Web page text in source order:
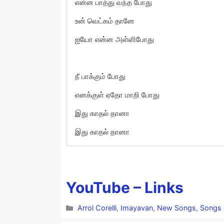
என்ன பாத்து வந்த போது
உன் வெட்கம் தானே
ஐயோ என்ன அள்ளிபோது
நீ பாக்கும் போது
எனக்குள் ஏதோ மாறி போது
இது காதல் தானா
இது காதல் தானா
Unnaala Thallaadi
Nee Sollaadha Solla
YouTube – Links
Categories
Arrol Corelli, Imayavan, New Songs, Songs